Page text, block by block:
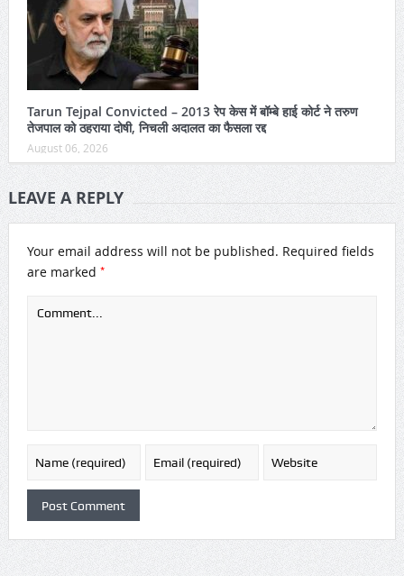
Tarun Tejpal Convicted – 2013 रेप केस में बॉम्बे हाई कोर्ट ने तरुण
तेजपाल को ठहराया दोषी, निचली अदालत का फैसला रद्द
August 06, 2026
LEAVE A REPLY
Your email address will not be published. Required fields
are marked *